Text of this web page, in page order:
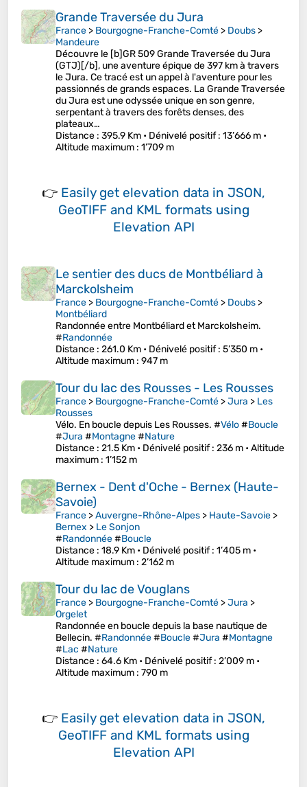
Grande Traversée du Jura
France > Bourgogne-Franche-Comté > Doubs >
Mandeure
Découvre le [b]GR 509 Grande Traversée du Jura
(GTJ)[/b], une aventure épique de 397 km à travers
le Jura. Ce tracé est un appel à l'aventure pour les
passionnés de grands espaces. La Grande Traversée
du Jura est une odyssée unique en son genre,
serpentant à travers des forêts denses, des
plateaux…
Distance : 395.9 Km • Dénivelé positif: 13’666 m •
Altitude maximum : 1’709 m
👉 Easily get elevation data in JSON,
GeoTIFF and KML formats using
Elevation API
Le sentier des ducs de Montbéliard à
Marckolsheim
France > Bourgogne-Franche-Comté > Doubs >
Montbéliard
Randonnée entre Montbéliard et Marckolsheim.
#Randonnée
Distance : 261.0 Km • Dénivelé positif: 5’350 m •
Altitude maximum : 947 m
Tour du lac des Rousses - Les Rousses
France > Bourgogne-Franche-Comté >Jura > Les
Rousses
Vélo. En boucle depuis Les Rousses. #Vélo#Boucle
#Jura #Montagne#Nature
Distance : 21.5 Km • Dénivelé positif: 236 m •Altitude
maximum : 1’152 m
Bernex - Dent d'Oche - Bernex (Haute-
Savoie)
France >Auvergne-Rhône-Alpes > Haute-Savoie >
Bernex > Le Sonjon
#Randonnée#Boucle
Distance : 18.9 Km • Dénivelé positif: 1’405 m •
Altitude maximum : 2’162 m
Tour du lac de Vouglans
France > Bourgogne-Franche-Comté >Jura >
Orgelet
Randonnée en boucle depuis la base nautique de
Bellecin. #Randonnée#Boucle#Jura #Montagne
#Lac #Nature
Distance : 64.6 Km • Dénivelé positif: 2’009 m •
Altitude maximum : 790 m
👉 Easily get elevation data in JSON,
GeoTIFF and KML formats using
Elevation API